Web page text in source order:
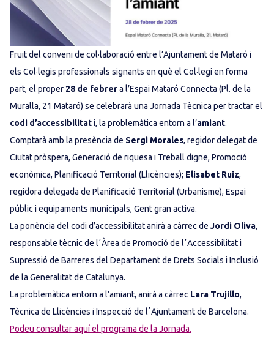
Fruit del conveni de col·laboració entre l’Ajuntament de Mataró i
els Col·legis professionals signants en què el Col·legi en forma
part, el proper 28 de febrera l’Espai Mataró Connecta (Pl. de la
Muralla, 21 Mataró) se celebrarà una Jornada Tècnica per tractar el
codi d’accessibilitati, la problemàtica entorn a l’amiant.
Comptarà amb la presència de Sergi Morales, regidor delegat de
Ciutat pròspera, Generació de riquesa i Treball digne, Promoció
econòmica, Planificació Territorial (Llicències); Elisabet Ruiz,
regidora delegada de Planificació Territorial (Urbanisme), Espai
públic i equipaments municipals, Gent gran activa.
La ponència del codi d’accessibilitat anirà a càrrec de Jordi Oliva,
responsable tècnic de lʼÀrea de Promoció de lʼAccessibilitat i
Supressió de Barreres del Departament de Drets Socials i Inclusió
de la Generalitat de Catalunya.
La problemàtica entorn a l’amiant, anirà a càrrec Lara Trujillo,
Tècnica de Llicències i Inspecció de lʼAjuntament de Barcelona.
Podeu consultar aquí el programa de la Jornada.